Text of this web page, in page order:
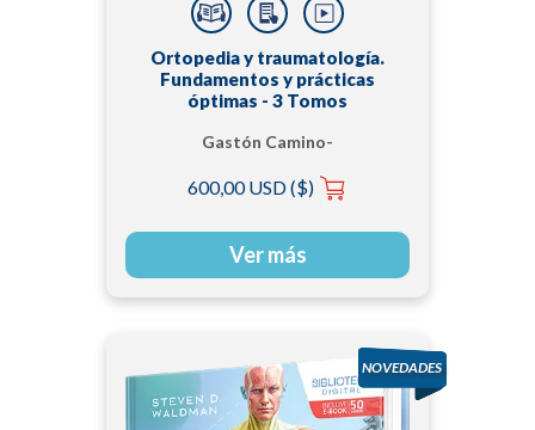
Ortopedia y traumatología.
Fundamentos y prácticas
óptimas - 3 Tomos
Gastón Camino-
Rossi | Pablo Slullitel
600,00 USD ($)
Ver más